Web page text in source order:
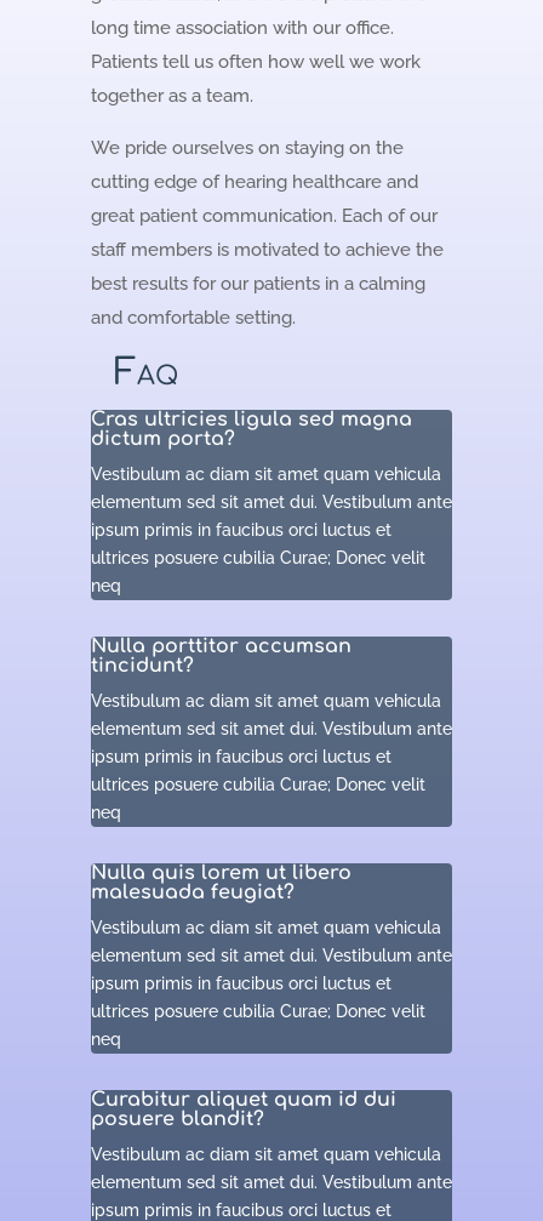
long time association with our office.
Patients tell us often how well we work
together as a team.
We pride ourselves on staying on the
cutting edge of hearing healthcare and
great patient communication. Each of our
staff members is motivated to achieve the
best results for our patients in a calming
and comfortable setting.
Faq
Cras ultricies ligula sed magna
dictum porta?
Vestibulum ac diam sit amet quam vehicula
elementum sed sit amet dui. Vestibulum ante
ipsum primis in faucibus orci luctus et
ultrices posuere cubilia Curae; Donec velit
neq
Nulla porttitor accumsan
tincidunt?
Vestibulum ac diam sit amet quam vehicula
elementum sed sit amet dui. Vestibulum ante
ipsum primis in faucibus orci luctus et
ultrices posuere cubilia Curae; Donec velit
neq
Nulla quis lorem ut libero
malesuada feugiat?
Vestibulum ac diam sit amet quam vehicula
elementum sed sit amet dui. Vestibulum ante
ipsum primis in faucibus orci luctus et
ultrices posuere cubilia Curae; Donec velit
neq
Curabitur aliquet quam id dui
posuere blandit?
Vestibulum ac diam sit amet quam vehicula
elementum sed sit amet dui. Vestibulum ante
ipsum primis in faucibus orci luctus et